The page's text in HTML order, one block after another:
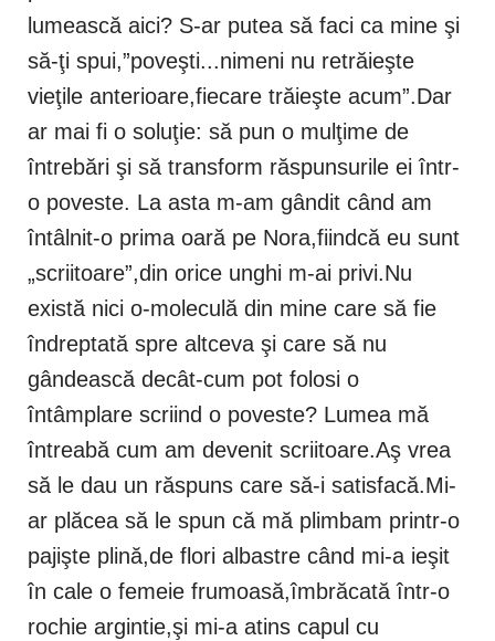
lumească aici? S-ar putea să faci ca mine şi
să-ţi spui,”poveşti...nimeni nu retrăieşte
vieţile anterioare,fiecare trăieşte acum”.Dar
ar mai fi o soluţie: să pun o mulţime de
întrebări şi să transform răspunsurile ei într-
o poveste. La asta m-am gândit când am
întâlnit-o prima oară pe Nora,fiindcă eu sunt
„scriitoare”,din orice unghi m-ai privi.Nu
există nici o-moleculă din mine care să fie
îndreptată spre altceva şi care să nu
gândească decât-cum pot folosi o
întâmplare scriind o poveste? Lumea mă
întreabă cum am devenit scriitoare.Aş vrea
să le dau un răspuns care să-i satisfacă.Mi-
ar plăcea să le spun că mă plimbam printr-o
pajişte plină,de flori albastre când mi-a ieşit
în cale o femeie frumoasă,îmbrăcată într-o
rochie argintie,şi mi-a atins capul cu